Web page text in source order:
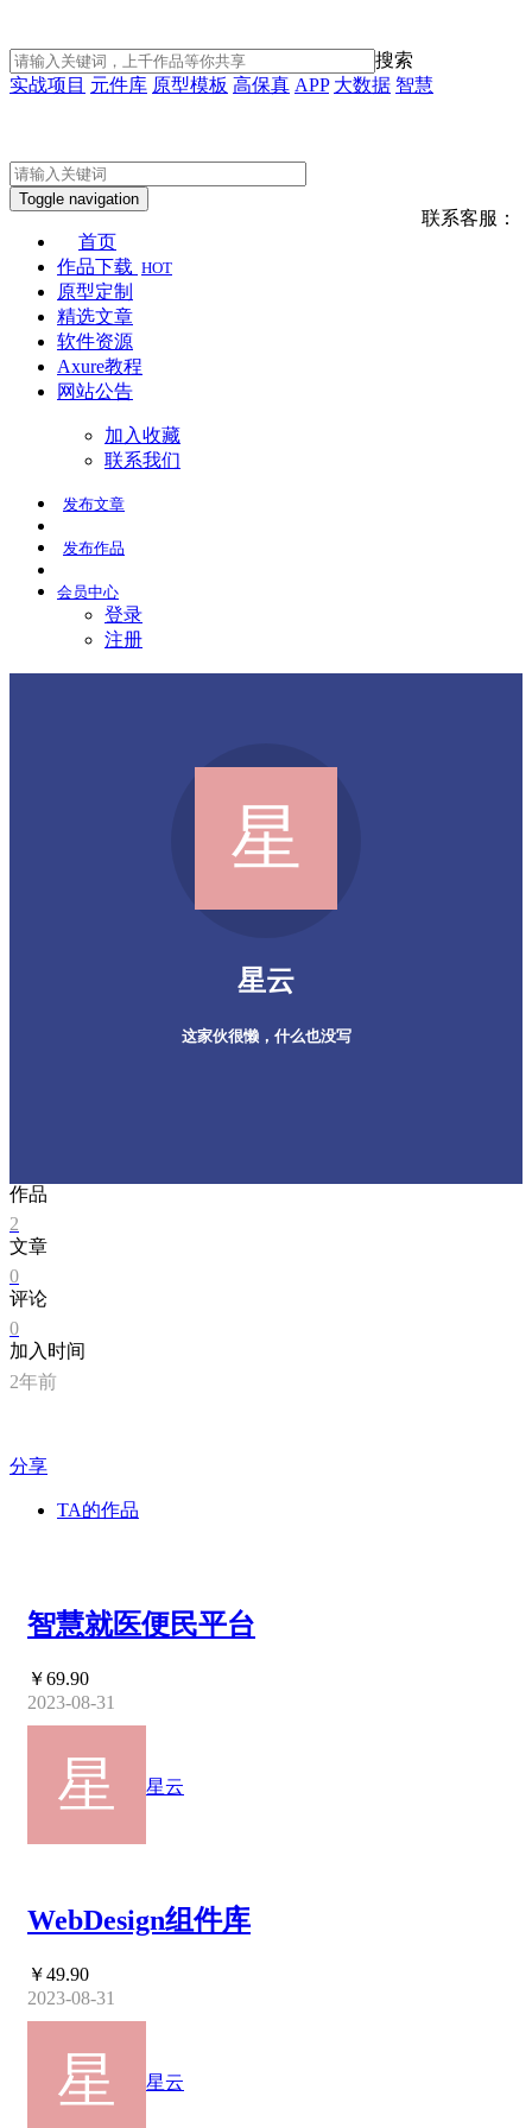
搜索
实战项目 元件库 原型模板 高保真 APP 大数据 智慧
联系客服：
Toggle navigation
首页
作品下载 HOT
原型定制
精选文章
软件资源
Axure教程
网站公告
加入收藏
联系我们
发布文章
发布作品
会员中心
登录
注册
星云
这家伙很懒，什么也没写
作品
2
文章
0
评论
0
加入时间
2年前
分享
TA的作品
智慧就医便民平台
￥69.90
2023-08-31
星云
WebDesign组件库
￥49.90
2023-08-31
星云